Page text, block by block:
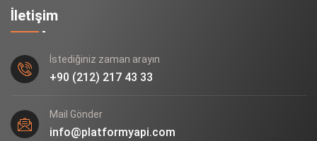
İletişim
İstediğiniz zaman arayın
+90 (212) 217 43 33
Mail Gönder
info@platformyapi.com